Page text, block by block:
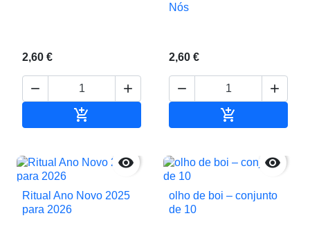
2,60 €
 

Nós
2,60 €
 


Ritual Ano Novo 2025
para 2026

olho de boi – conjunto
de 10